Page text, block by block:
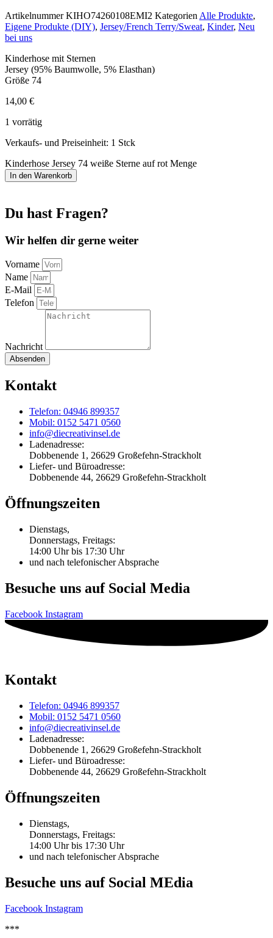
ArtikelnummerKIHO74260108EMI2 Kategorien Alle Produkte,
Eigene Produkte (DIY), Jersey/French Terry/Sweat, Kinder, Neu
bei uns
Kinderhose mit Sternen
Jersey (95% Baumwolle, 5% Elasthan)
Größe 74
14,00 €
1 vorrätig
Verkaufs- und Preiseinheit: 1 Stck
Kinderhose Jersey 74 weiße Sterne auf rot Menge
In den Warenkorb
Du hast Fragen?
Wir helfen dir gerne weiter
Vorname
Name
E-Mail
Telefon
Nachricht
Absenden
Kontakt
Telefon: 04946 899357
Mobil: 0152 5471 0560
info@diecreativinsel.de
Ladenadresse:
Dobbenende 1, 26629 Großefehn-Strackholt
Liefer- und Büroadresse:
Dobbenende 44, 26629 Großefehn-Strackholt
Öffnungszeiten
Dienstags,
Donnerstags, Freitags:
14:00 Uhr bis 17:30 Uhr
und nach telefonischer Absprache
Besuche uns auf Social Media
Facebook Instagram
Kontakt
Telefon: 04946 899357
Mobil: 0152 5471 0560
info@diecreativinsel.de
Ladenadresse:
Dobbenende 1, 26629 Großefehn-Strackholt
Liefer- und Büroadresse:
Dobbenende 44, 26629 Großefehn-Strackholt
Öffnungszeiten
Dienstags,
Donnerstags, Freitags:
14:00 Uhr bis 17:30 Uhr
und nach telefonischer Absprache
Besuche uns auf Social MEdia
Facebook Instagram
***